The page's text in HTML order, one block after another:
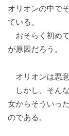
オリオンの中で
ている。
おそらく初め
が原因だろう。
オリオンは悪意
しかし、そん
女からそういっ
のである。